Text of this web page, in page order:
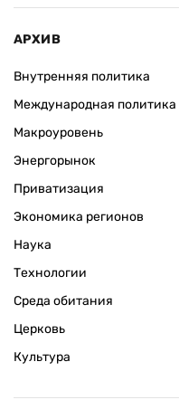
АРХИВ
Внутренняя политика
Международная политика
Макроуровень
Энергорынок
Приватизация
Экономика регионов
Наука
Технологии
Среда обитания
Церковь
Культура